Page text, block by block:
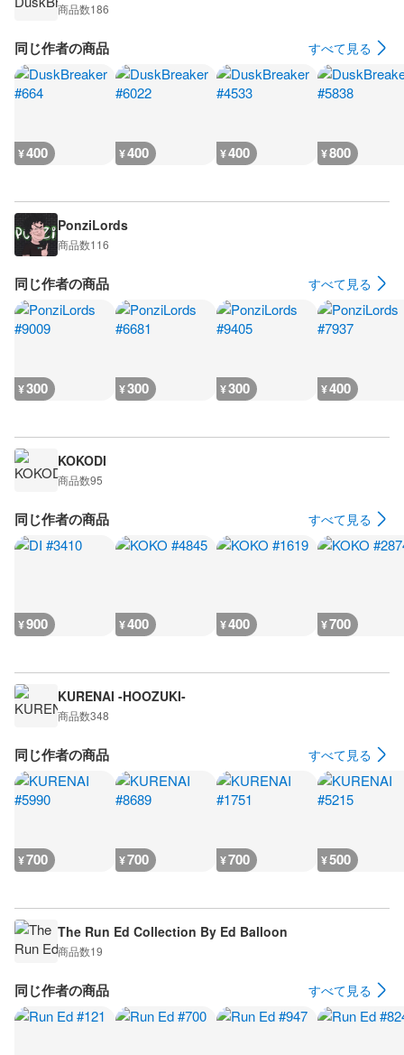
商品数186
同じ作者の商品 すべて見る
¥400 ¥400 ¥400 ¥800
PonziLords
商品数116
同じ作者の商品 すべて見る
¥300 ¥300 ¥300 ¥400
KOKODI
商品数95
同じ作者の商品 すべて見る
¥900 ¥400 ¥400 ¥700
KURENAI -HOOZUKI-
商品数348
同じ作者の商品 すべて見る
¥700 ¥700 ¥700 ¥500
The Run Ed Collection By Ed Balloon
商品数19
同じ作者の商品 すべて見る